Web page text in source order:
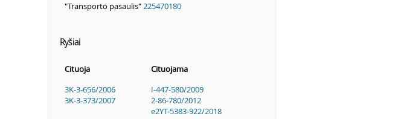
"Transporto pasaulis"225470180
Ryšiai
Cituoja
Cituojama
3K-3-656/2006
3K-3-373/2007
I-447-580/2009
2-86-780/2012
e2YT-5383-922/2018